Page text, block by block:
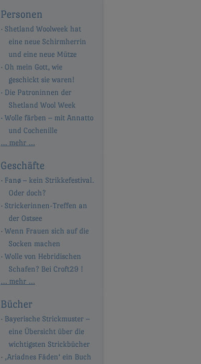
Personen
Shetland Woolweek hat
eine neue Schirmherrin
und eine neue Mütze
Oh mein Gott, wie
geschickt sie waren!
Die Patroninnen der
Shetland Wool Week
Wolle färben – mit Annatto
und Cochenille
… mehr …
Geschäfte
Fanø – kein Strikkefestival.
Oder doch?
Strickerinnen-Treffen an
der Ostsee
Wenn Frauen sich auf die
Socken machen
Wolle von Hebridischen
Schafen? Bei Croft29 !
… mehr …
Bücher
Bayerische Strickmuster –
eine Übersicht über die
wichtigsten Strickbücher
‚Ariadnes Fäden‘ ein Buch